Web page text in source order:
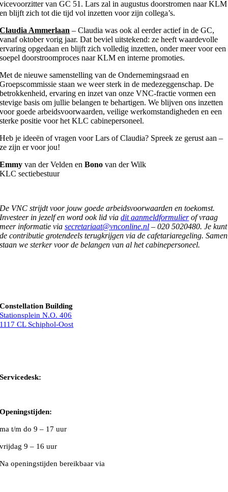
vicevoorzitter van GC 51. Lars zal in augustus doorstromen naar KLM
en blijft zich tot die tijd vol inzetten voor zijn collega’s.
Claudia Ammerlaan – Claudia was ook al eerder actief in de GC,
vanaf oktober vorig jaar. Dat beviel uitstekend: ze heeft waardevolle
ervaring opgedaan en blijft zich volledig inzetten, onder meer voor een
soepel doorstroomproces naar KLM en interne promoties.
Met de nieuwe samenstelling van de Ondernemingsraad en
Groepscommissie staan we weer sterk in de medezeggenschap. De
betrokkenheid, ervaring en inzet van onze VNC-fractie vormen een
stevige basis om jullie belangen te behartigen. We blijven ons inzetten
voor goede arbeidsvoorwaarden, veilige werkomstandigheden en een
sterke positie voor het KLC cabinepersoneel.
Heb je ideeën of vragen voor Lars of Claudia? Spreek ze gerust aan –
ze zijn er voor jou!
Emmy van der Velden enBono van der Wilk
KLC sectiebestuur
De VNC strijdt voor jouw goede arbeidsvoorwaarden en toekomst.
Investeer in jezelf en word ook lid viadit aanmeldformulierof vraag
meer informatie viasecretariaat@vnconline.nl – 020 5020480. Je kunt
de contributie grotendeels terugkrijgen via de cafetariaregeling. Samen
staan we sterker voor de belangen van al het cabinepersoneel.
Constellation Building
Stationsplein N.O. 406
1117 CL Schiphol-Oost
Servicedesk:
Openingstijden:
ma t/m do9 – 17 uur
vrijdag 9 – 16 uur
Na openingstijden bereikbaar via